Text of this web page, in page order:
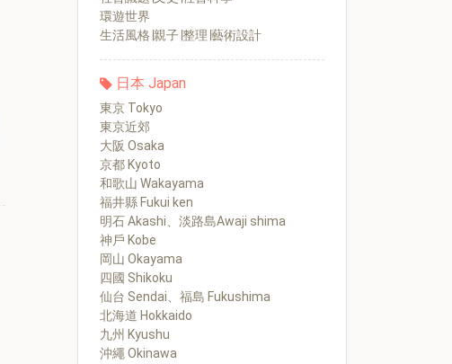
環遊世界
生活風格∣親子∣整理∣藝術設計
日本 Japan
東京 Tokyo
東京近郊
大阪 Osaka
京都 Kyoto
和歌山 Wakayama
福井縣 Fukui ken
明石 Akashi、淡路島Awaji shima
神戶 Kobe
岡山 Okayama
四國 Shikoku
仙台 Sendai、福島 Fukushima
北海道 Hokkaido
九州 Kyushu
沖繩 Okinawa